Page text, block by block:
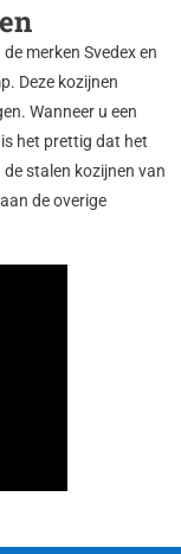
merken Svedex en
Deze kozijnen
Wanneer u een
het prettig dat het
stalen kozijnen van
de overige